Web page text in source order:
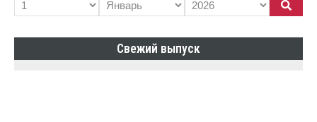
Свежий выпуск